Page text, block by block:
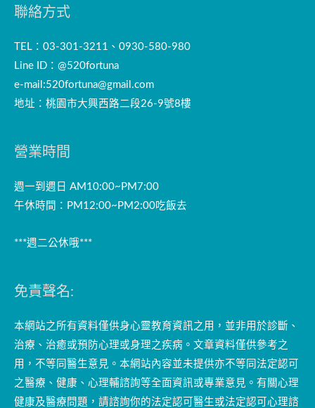
聯絡方式
TEL：03-301-3211、0930-580-980
Line ID：@520fortuna
e-mail:520fortuna@gmail.com
地址：桃園市大興西路二段26-9號8樓
營業時間
週一到週日 AM10:00~PM7:00
午休時間：PM12:00~PM2:00吃飯去
***週二公休哦***
免責聲名:
本網站之所有資料僅供身心靈教育資訊之用，並非用於診斷、
治療、治癒或預防心理或身理之疾病。文章資料僅供參考之
用，不等同醫生意見。本網站內容並未提供亦不等同法定認可
之醫療、健康、心理輔諮詢等全面資訊或專業意見。有關心理
健康及醫療問題，請諮詢你的法定認可醫生或法定認可心理諮